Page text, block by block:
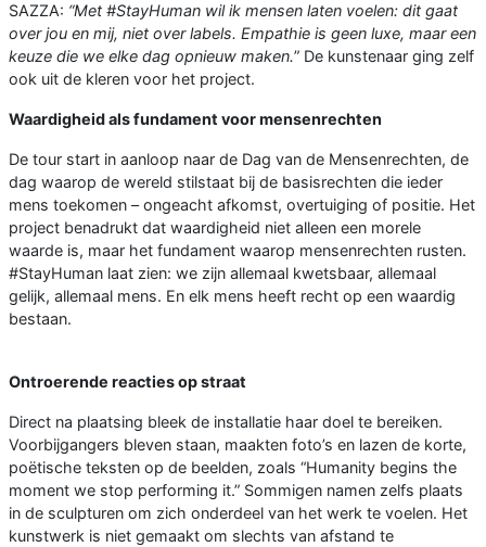
SAZZA: “Met #StayHuman wil ik mensen laten voelen: dit gaat
over jou en mij, niet over labels. Empathie is geen luxe, maar een
keuze die we elke dag opnieuw maken.” De kunstenaar ging zelf
ook uit de kleren voor het project.
Waardigheid als fundament voor mensenrechten
De tour start in aanloop naar de Dag van de Mensenrechten, de
dag waarop de wereld stilstaat bij de basisrechten die ieder
mens toekomen – ongeacht afkomst, overtuiging of positie. Het
project benadrukt dat waardigheid niet alleen een morele
waarde is, maar het fundament waarop mensenrechten rusten.
#StayHuman laat zien: we zijn allemaal kwetsbaar, allemaal
gelijk, allemaal mens. En elk mens heeft recht op een waardig
bestaan.
Ontroerende reacties op straat
Direct na plaatsing bleek de installatie haar doel te bereiken.
Voorbijgangers bleven staan, maakten foto’s en lazen de korte,
poëtische teksten op de beelden, zoals “Humanity begins the
moment we stop performing it.” Sommigen namen zelfs plaats
in de sculpturen om zich onderdeel van het werk te voelen. Het
kunstwerk is niet gemaakt om slechts van afstand te